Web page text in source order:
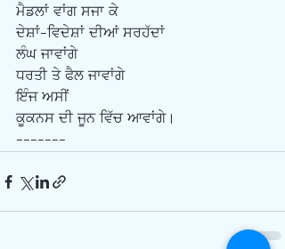
ਮੈਡਲਾਂ ਵਾਂਗ ਸਜਾ ਕੇ
ਦੇਸ਼ਾਂ-ਵਿਦੇਸ਼ਾਂ ਦੀਆਂ ਸਰਹੱਦਾਂ
ਲੰਘ ਜਾਵਾਂਗੇ
ਧਰਤੀ ਤੇ ਫੈਲ ਜਾਵਾਂਗੇ
ਇੰਜ ਅਸੀਂ
ਕੂਕਨਸ ਦੀ ਜੂਨ ਵਿੱਚ ਆਵਾਂਗੇ।
-------